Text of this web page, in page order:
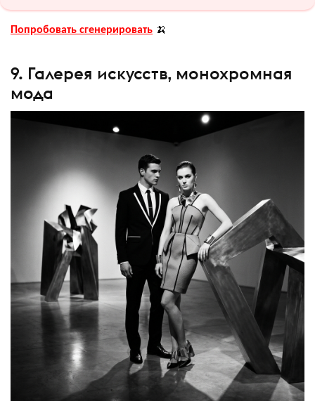
Попробовать сгенерировать 🍌
9. Галерея искусств, монохромная
мода